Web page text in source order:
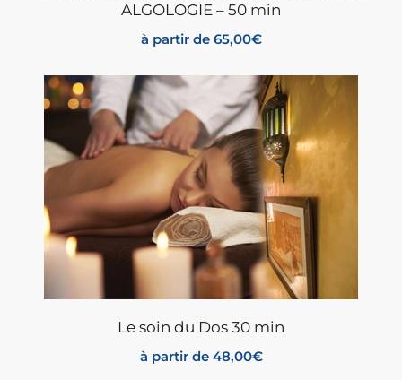
ALGOLOGIE – 50 min
à partir de 65,00€
Le soin du Dos 30 min
à partir de 48,00€